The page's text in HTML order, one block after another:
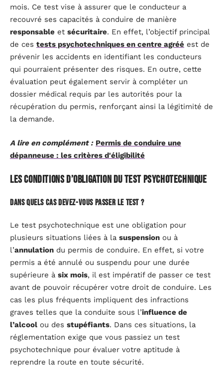
mois. Ce test vise à assurer que le conducteur a
recouvré ses capacités à conduire de manière
responsable et sécuritaire. En effet, l’objectif principal
de ces tests psychotechniques en centre agréé est de
prévenir les accidents en identifiant les conducteurs
qui pourraient présenter des risques. En outre, cette
évaluation peut également servir à compléter un
dossier médical requis par les autorités pour la
récupération du permis, renforçant ainsi la légitimité de
la demande.
A lire en complément : Permis de conduire une
dépanneuse : les critères d'éligibilité
Les conditions d’obligation du test psychotechnique
Dans quels cas devez-vous passer le test ?
Le test psychotechnique est une obligation pour
plusieurs situations liées à la suspension ou à
l’annulation du permis de conduire. En effet, si votre
permis a été annulé ou suspendu pour une durée
supérieure à six mois, il est impératif de passer ce test
avant de pouvoir récupérer votre droit de conduire. Les
cas les plus fréquents impliquent des infractions
graves telles que la conduite sous l’influence de
l’alcool ou des stupéfiants. Dans ces situations, la
réglementation exige que vous passiez un test
psychotechnique pour évaluer votre aptitude à
reprendre la route en toute sécurité.